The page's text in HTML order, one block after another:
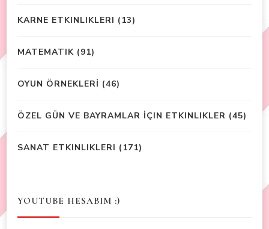
KARNE ETKINLIKLERI (13)
MATEMATIK (91)
OYUN ÖRNEKLERİ (46)
ÖZEL GÜN VE BAYRAMLAR İÇIN ETKINLIKLER (45)
SANAT ETKINLIKLERI (171)
YOUTUBE HESABIM :)